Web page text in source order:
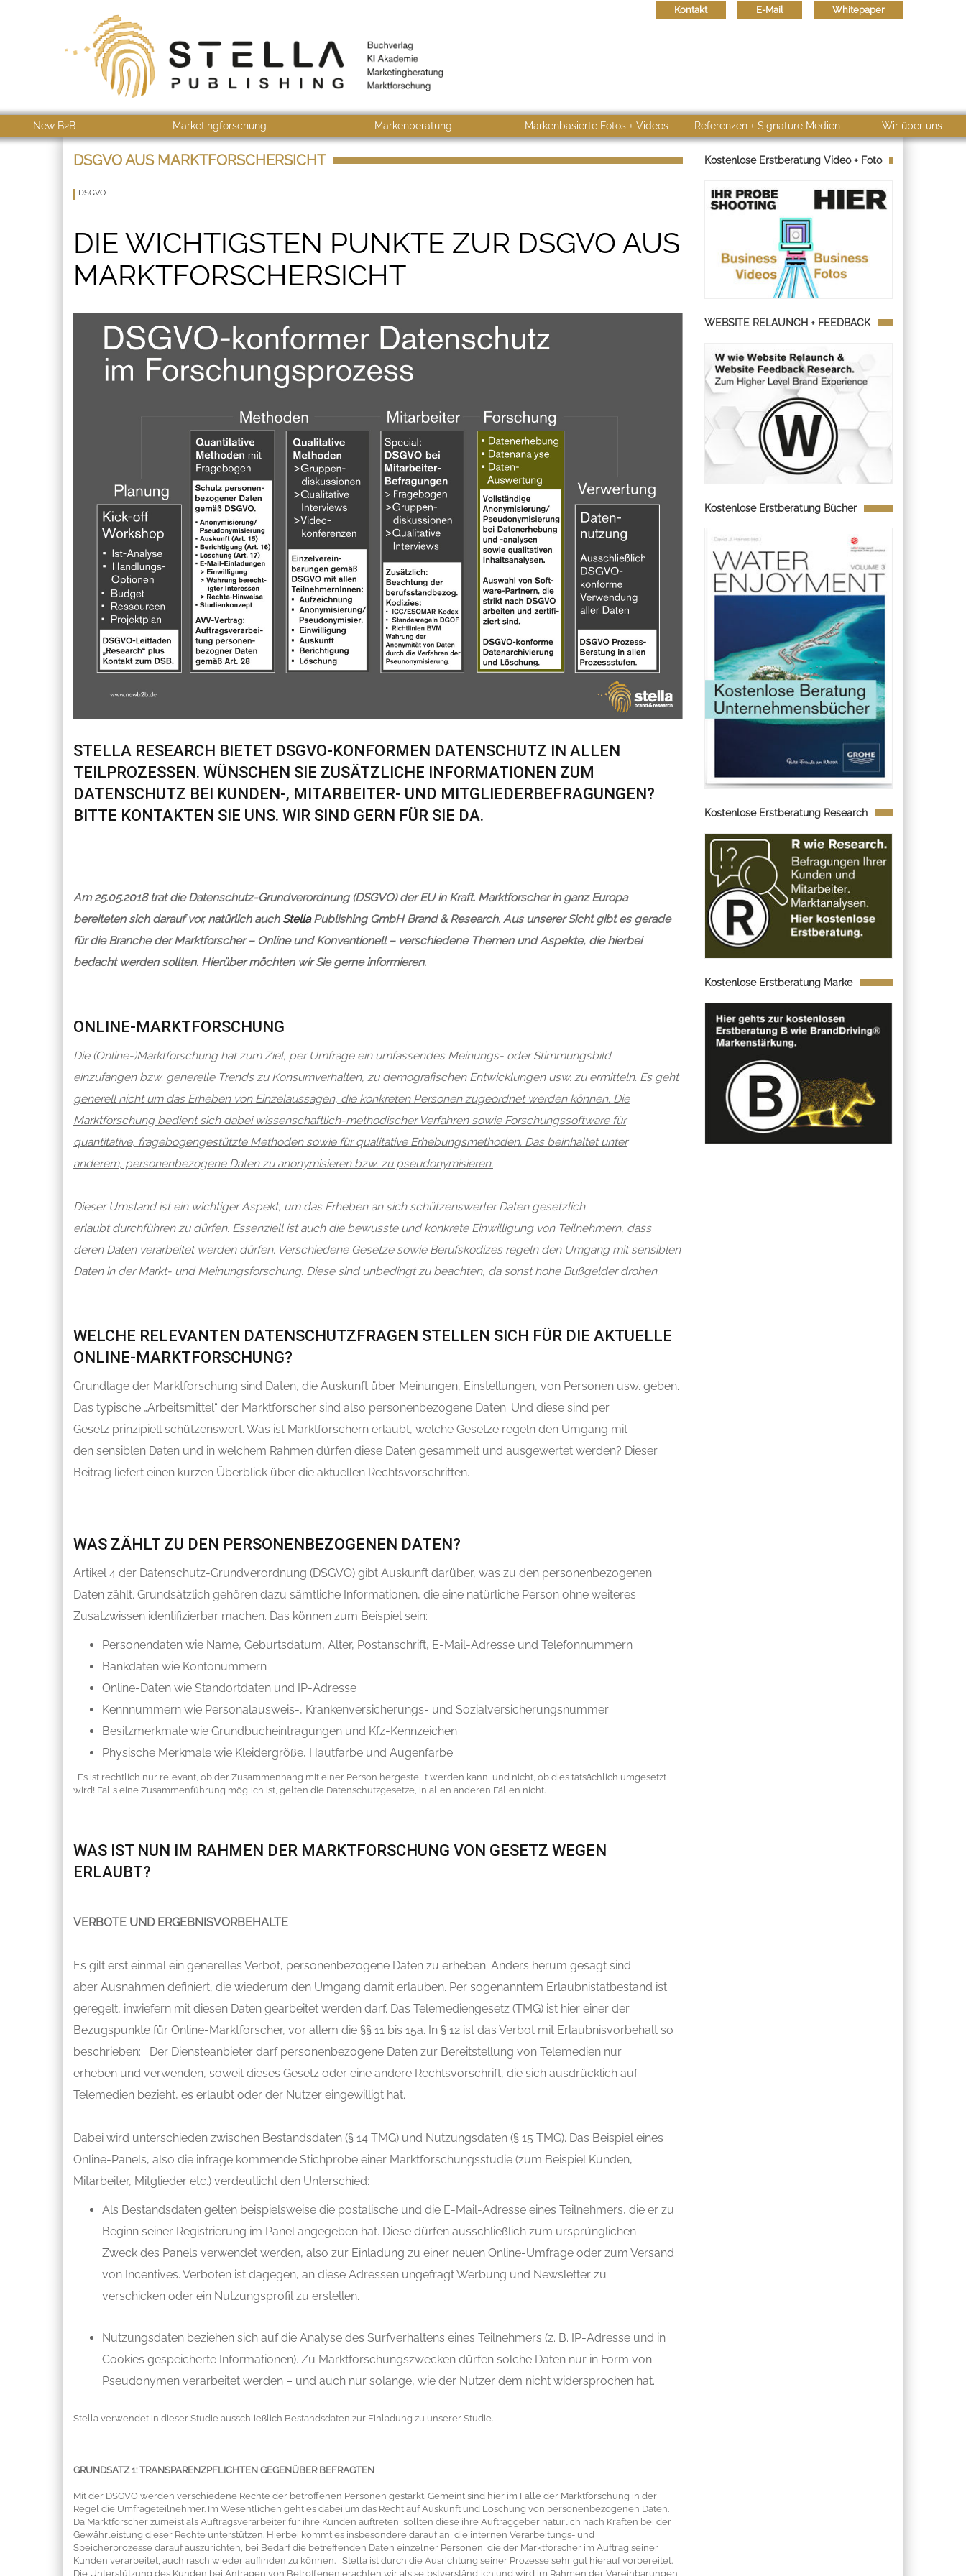
Kontakt E-Mail Whitepaper
New B2B Marketingforschung Markenberatung Markenbasierte Fotos + Videos Referenzen + Signature Medien Wir über uns
DSGVO AUS MARKTFORSCHERSICHT
DSGVO
DIE WICHTIGSTEN PUNKTE ZUR DSGVO AUS
MARKTFORSCHERSICHT
STELLA RESEARCH BIETET DSGVO-KONFORMEN DATENSCHUTZ IN ALLEN
TEILPROZESSEN. WÜNSCHEN SIE ZUSÄTZLICHE INFORMATIONEN ZUM
DATENSCHUTZ BEI KUNDEN-, MITARBEITER- UND MITGLIEDERBEFRAGUNGEN?
BITTE KONTAKTEN SIE UNS. WIR SIND GERN FÜR SIE DA.
Am 25.05.2018 trat die Datenschutz-Grundverordnung (DSGVO) der EU in Kraft. Marktforscher in ganz Europa
bereiteten sich darauf vor, natürlich auch StellaPublishing GmbH Brand & Research. Aus unserer Sicht gibt es gerade
für die Branche der Marktforscher – Online und Konventionell – verschiedene Themen und Aspekte, die hierbei
bedacht werden sollten. Hierüber möchten wir Sie gerne informieren.
ONLINE-MARKTFORSCHUNG
Die (Online-)Marktforschung hat zum Ziel, per Umfrage ein umfassendes Meinungs- oder Stimmungsbild
einzufangen bzw. generelle Trends zu Konsumverhalten, zu demografischen Entwicklungen usw. zu ermitteln. Es geht
generell nicht um das Erheben von Einzelaussagen, die konkreten Personen zugeordnet werden können. Die
Marktforschung bedient sich dabei wissenschaftlich-methodischer Verfahren sowie Forschungssoftware für
quantitative, fragebogengestützte Methoden sowie für qualitative Erhebungsmethoden. Das beinhaltet unter
anderem, personenbezogene Daten zu anonymisieren bzw. zu pseudonymisieren.
Dieser Umstand ist ein wichtiger Aspekt, um das Erheben an sich schützenswerter Daten gesetzlich
erlaubt durchführen zu dürfen. Essenziell ist auch die bewusste und konkrete Einwilligung von Teilnehmern, dass
deren Daten verarbeitet werden dürfen. Verschiedene Gesetze sowie Berufskodizes regeln den Umgang mit sensiblen
Daten in der Markt- und Meinungsforschung. Diese sind unbedingt zu beachten, da sonst hohe Bußgelder drohen.
WELCHE RELEVANTEN DATENSCHUTZFRAGEN STELLEN SICH FÜR DIE AKTUELLE
ONLINE-MARKTFORSCHUNG?
Grundlage der Marktforschung sind Daten, die Auskunft über Meinungen, Einstellungen, von Personen usw. geben.
Das typische „Arbeitsmittel“ der Marktforscher sind also personenbezogene Daten. Und diese sind per
Gesetz prinzipiell schützenswert. Was ist Marktforschern erlaubt, welche Gesetze regeln den Umgang mit
den sensiblen Daten und in welchem Rahmen dürfen diese Daten gesammelt und ausgewertet werden? Dieser
Beitrag liefert einen kurzen Überblick über die aktuellen Rechtsvorschriften.
WAS ZÄHLT ZU DEN PERSONENBEZOGENEN DATEN?
Artikel 4 der Datenschutz-Grundverordnung (DSGVO) gibt Auskunft darüber, was zu den personenbezogenen
Daten zählt. Grundsätzlich gehören dazu sämtliche Informationen, die eine natürliche Person ohne weiteres
Zusatzwissen identifizierbar machen. Das können zum Beispiel sein:
Personendaten wie Name, Geburtsdatum, Alter, Postanschrift, E-Mail-Adresse und Telefonnummern
Bankdaten wie Kontonummern
Online-Daten wie Standortdaten und IP-Adresse
Kennnummern wie Personalausweis-, Krankenversicherungs- und Sozialversicherungsnummer
Besitzmerkmale wie Grundbucheintragungen und Kfz-Kennzeichen
Physische Merkmale wie Kleidergröße, Hautfarbe und Augenfarbe
Es ist rechtlich nur relevant, ob der Zusammenhang mit einer Person hergestellt werden kann, und nicht, ob dies tatsächlich umgesetzt
wird! Falls eine Zusammenführung möglich ist, gelten die Datenschutzgesetze, in allen anderen Fällen nicht.
WAS IST NUN IM RAHMEN DER MARKTFORSCHUNG VON GESETZ WEGEN
ERLAUBT?
VERBOTE UND ERGEBNISVORBEHALTE
Es gilt erst einmal ein generelles Verbot, personenbezogene Daten zu erheben. Anders herum gesagt sind
aber Ausnahmen definiert, die wiederum den Umgang damit erlauben. Per sogenanntem Erlaubnistatbestand ist
geregelt, inwiefern mit diesen Daten gearbeitet werden darf. Das Telemediengesetz (TMG) ist hier einer der
Bezugspunkte für Online-Marktforscher, vor allem die §§ 11 bis 15a. In § 12 ist das Verbot mit Erlaubnisvorbehalt so
beschrieben: Der Diensteanbieter darf personenbezogene Daten zur Bereitstellung von Telemedien nur
erheben und verwenden, soweit dieses Gesetz oder eine andere Rechtsvorschrift, die sich ausdrücklich auf
Telemedien bezieht, es erlaubt oder der Nutzer eingewilligt hat.
Dabei wird unterschieden zwischen Bestandsdaten (§ 14 TMG) und Nutzungsdaten (§ 15 TMG). Das Beispiel eines
Online-Panels, also die infrage kommende Stichprobe einer Marktforschungsstudie (zum Beispiel Kunden,
Mitarbeiter, Mitglieder etc.) verdeutlicht den Unterschied:
Als Bestandsdaten gelten beispielsweise die postalische und die E-Mail-Adresse eines Teilnehmers, die er zu
Beginn seiner Registrierung im Panel angegeben hat. Diese dürfen ausschließlich zum ursprünglichen
Zweck des Panels verwendet werden, also zur Einladung zu einer neuen Online-Umfrage oder zum Versand
von Incentives. Verboten ist dagegen, an diese Adressen ungefragt Werbung und Newsletter zu
verschicken oder ein Nutzungsprofil zu erstellen.
Nutzungsdaten beziehen sich auf die Analyse des Surfverhaltens eines Teilnehmers (z. B. IP-Adresse und in
Cookies gespeicherte Informationen). Zu Marktforschungszwecken dürfen solche Daten nur in Form von
Pseudonymen verarbeitet werden – und auch nur solange, wie der Nutzer dem nicht widersprochen hat.
Stella verwendet in dieser Studie ausschließlich Bestandsdaten zur Einladung zu unserer Studie.
GRUNDSATZ 1: TRANSPARENZPFLICHTEN GEGENÜBER BEFRAGTEN
Mit der DSGVO werden verschiedene Rechte der betroffenen Personen gestärkt. Gemeint sind hier im Falle der Marktforschung in der
Regel die Umfrageteilnehmer. Im Wesentlichen geht es dabei um das Recht auf Auskunft und Löschung von personenbezogenen Daten.
Da Marktforscher zumeist als Auftragsverarbeiter für ihre Kunden auftreten, sollten diese ihre Auftraggeber natürlich nach Kräften bei der
Gewährleistung dieser Rechte unterstützen. Hierbei kommt es insbesondere darauf an, die internen Verarbeitungs- und
Speicherprozesse darauf auszurichten, bei Bedarf die betreffenden Daten einzelner Personen, die der Marktforscher im Auftrag seiner
Kunden verarbeitet, auch rasch wieder auffinden zu können. Stella ist durch die Ausrichtung seiner Prozesse sehr gut hierauf vorbereitet.
Die Unterstützung des Kunden bei Anfragen von Betroffenen erachten wir als selbstverständlich und wird im Rahmen der Vereinbarungen
Kostenlose Erstberatung Video + Foto
WEBSITE RELAUNCH + FEEDBACK
Kostenlose Erstberatung Bücher
Kostenlose Erstberatung Research
Kostenlose Erstberatung Marke